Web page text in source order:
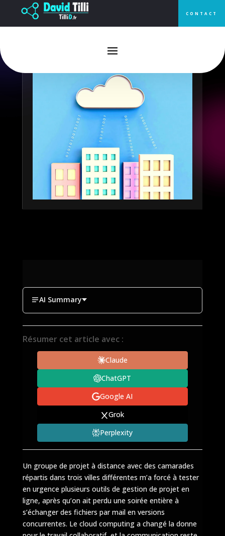
CONTACT
La communication au cœur de la
gestion de projet en ligne
AI Summary
Résumer cet article avec :
Claude
ChatGPT
Google AI
Grok
Perplexity
Un groupe de projet à distance avec des camarades
répartis dans trois villes différentes m’a forcé à tester
en urgence plusieurs outils de gestion de projet en
ligne, après qu’on ait perdu une soirée entière à
s’échanger des fichiers par mail en versions
concurrentes. Le cloud computing a changé la donne